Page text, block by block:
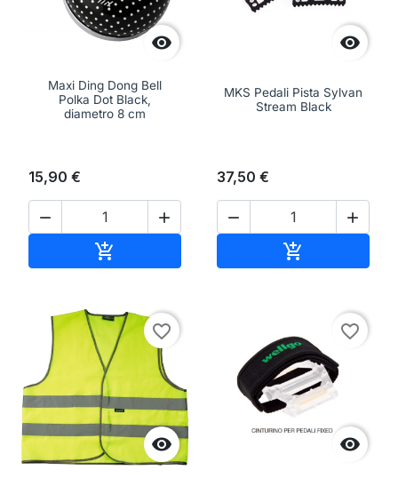

Maxi Ding Dong Bell
Polka Dot Black,
diametro 8 cm
15,90 €
 


MKS Pedali Pista Sylvan
Stream Black
37,50 €
 


favorite_border

favorite_border